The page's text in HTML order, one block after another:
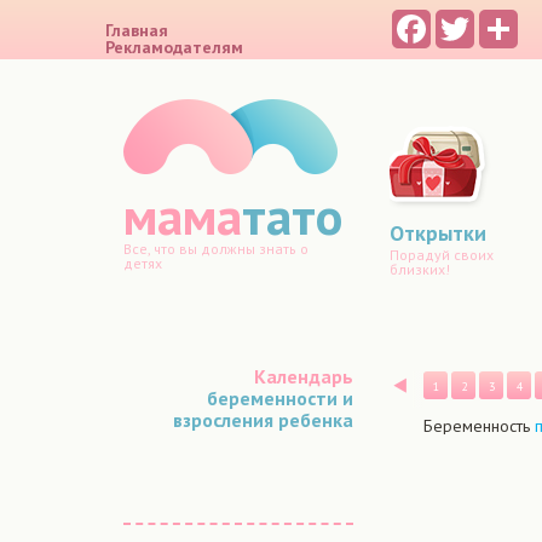
Главная
Рекламодателям
FacebookTwitter
маматато
Все, что вы должны знать о
детях
Открытки
Порадуй своих
близких!
Календарь
беременности и
взросления ребенка
Назад
1 2 3 4
Беременность